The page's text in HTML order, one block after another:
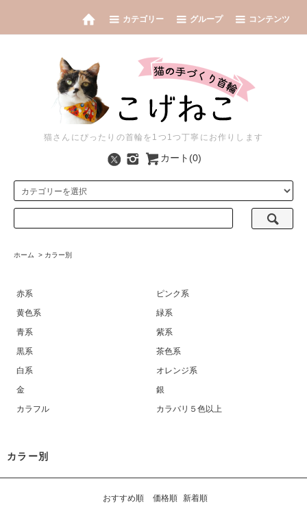
カテゴリー グループ コンテンツ
猫さんにぴったりの首輪を1つ1つ丁寧にお作りします
カート(0)
ホーム > カラー別
赤系
ピンク系
黄色系
緑系
青系
紫系
黒系
茶色系
白系
オレンジ系
金
銀
カラフル
カラバリ５色以上
カラー別
おすすめ順 価格順 新着順